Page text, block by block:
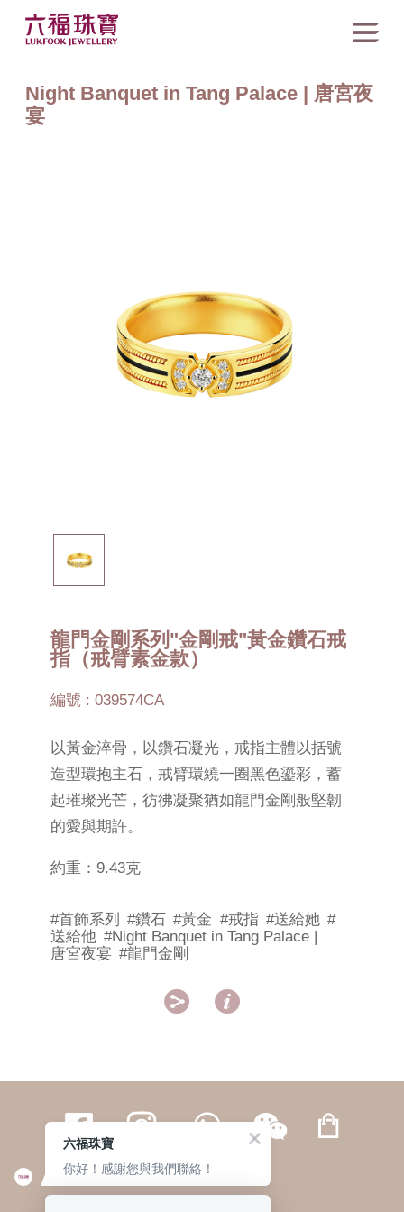
Night Banquet in Tang Palace | 唐宮夜
宴
龍門金剛系列"金剛戒"黃金鑽石戒
指（戒臂素金款）
編號 : 039574CA
以黃金淬骨，以鑽石凝光，戒指主體以括號
造型環抱主石，戒臂環繞一圈黑色鎏彩，蓄
起璀璨光芒，彷彿凝聚猶如龍門金剛般堅韌
的愛與期許。
約重：9.43克
#首飾系列 #鑽石 #黃金 #戒指 #送給她 #
送給他 #Night Banquet in Tang Palace |
唐宮夜宴 #龍門金剛
 
繁體 | 簡体
六福珠寶
你好！感謝您與我們聯絡！